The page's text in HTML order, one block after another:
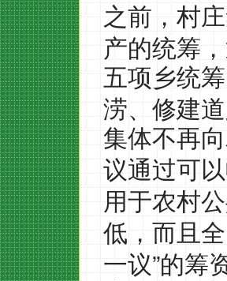
之前，村
产的统筹
五项乡统
涝、修建
集体不再
议通过可
用于农村
低，而且
一议”的筹